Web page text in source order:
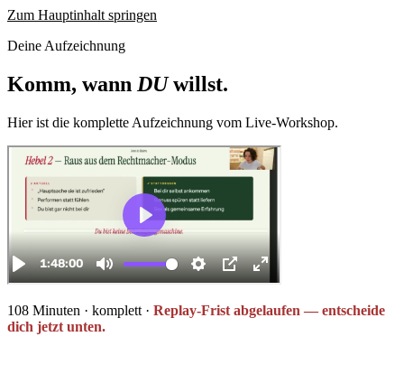
Zum Hauptinhalt springen
Deine Aufzeichnung
Komm, wann DUwillst.
Hier ist die komplette Aufzeichnung vom Live-Workshop.
108 Minuten · komplett · Replay-Frist abgelaufen — entscheide
dich jetzt unten.